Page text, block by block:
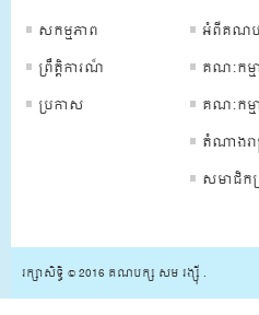
សកម្មភាព
ព្រឹត្ដិការណ៏
ប្រកាស
អំពីគណ
គណៈកម្ម
គណៈកម្
តំណាងរា
សមាជិក
រក្សាសិទ្ធិ © 2016 គណបក្ស សម រង្ស៊ី .